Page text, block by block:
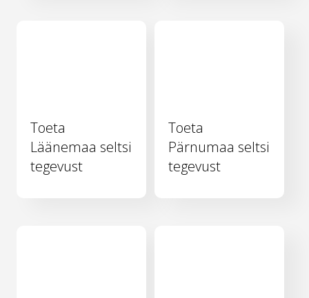
Toeta
Läänemaa seltsi
tegevust
Toeta
Pärnumaa seltsi
tegevust